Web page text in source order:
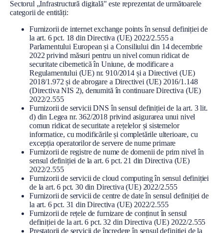
Sectorul „Infrastructură digitală" este reprezentat de următoarele
categorii de entități:
Furnizorii de internet exchange points în sensul definiției de
la art. 6 pct. 18 din Directiva (UE) 2022/2.555 a
Parlamentului European și a Consiliului din 14 decembrie
2022 privind măsuri pentru un nivel comun ridicat de
securitate cibernetică în Uniune, de modificare a
Regulamentului (UE) nr. 910/2014 și a Directivei (UE)
2018/1.972 și de abrogare a Directivei (UE) 2016/1.148
(Directiva NIS 2), denumită în continuare Directiva (UE)
2022/2.555
Furnizorii de servicii DNS în sensul definiției de la art. 3 lit.
d) din Legea nr. 362/2018 privind asigurarea unui nivel
comun ridicat de securitate a rețelelor și sistemelor
informatice, cu modificările și completările ulterioare, cu
excepția operatorilor de servere de nume primare
Furnizorii de registre de nume de domenii de prim nivel în
sensul definiției de la art. 6 pct. 21 din Directiva (UE)
2022/2.555
Furnizorii de servicii de cloud computing în sensul definiției
de la art. 6 pct. 30 din Directiva (UE) 2022/2.555
Furnizorii de servicii de centre de date în sensul definiției de
la art. 6 pct. 31 din Directiva (UE) 2022/2.555
Furnizorii de rețele de furnizare de conținut în sensul
definiției de la art. 6 pct. 32 din Directiva (UE) 2022/2.555
Prestatorii de servicii de încredere în sensul definiției de la